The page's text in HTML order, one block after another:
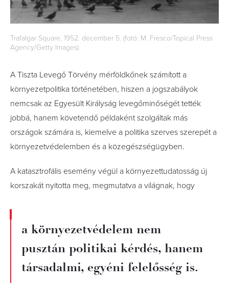
Trafalgar Square, 1952. december 5. (fotó: M. Fresco/Topical Press
Agency/Getty Images)
A Tiszta Levegő Törvény mérföldkőnek számított a
környezetpolitika történetében, hiszen a jogszabályok
nemcsak az Egyesült Királyság levegőminőségét tették
jobbá, hanem követendő példaként szolgáltak más
országok számára is, kiemelve a politika szerves szerepét a
környezetvédelemben és a közegészségügyben.
A katasztrofális esemény végül a környezettudatosság új
korszakát nyitotta meg, megmutatva a világnak, hogy
a környezetvédelem nem
pusztán politikai kérdés, hanem
társadalmi, egyéni felelősség is.